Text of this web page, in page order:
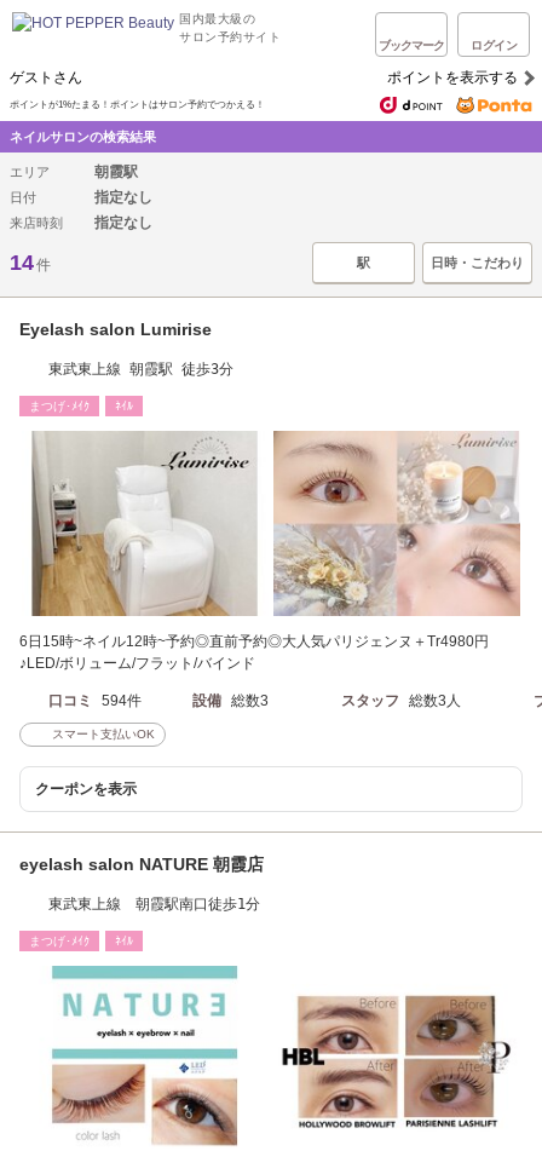
国内最大級の
サロン予約サイト
ブックマーク ログイン
ゲストさん ポイントを表示する
ポイントが1%たまる！ポイントはサロン予約でつかえる！
ネイルサロンの検索結果
エリア 朝霞駅
日付 指定なし
来店時刻 指定なし
14件 駅 日時・こだわり
Eyelash salon Lumirise
東武東上線 朝霞駅 徒歩3分
まつげ･ﾒｲｸ ﾈｲﾙ
6日15時~ネイル12時~予約◎直前予約◎大人気パリジェンヌ＋Tr4980円
♪LED/ボリューム/フラット/バインド
口コミ 594件 設備 総数3 スタッフ 総数3人
スマート支払いOK
クーポンを表示
eyelash salon NATURE 朝霞店
東武東上線 朝霞駅南口徒歩1分
まつげ･ﾒｲｸ ﾈｲﾙ